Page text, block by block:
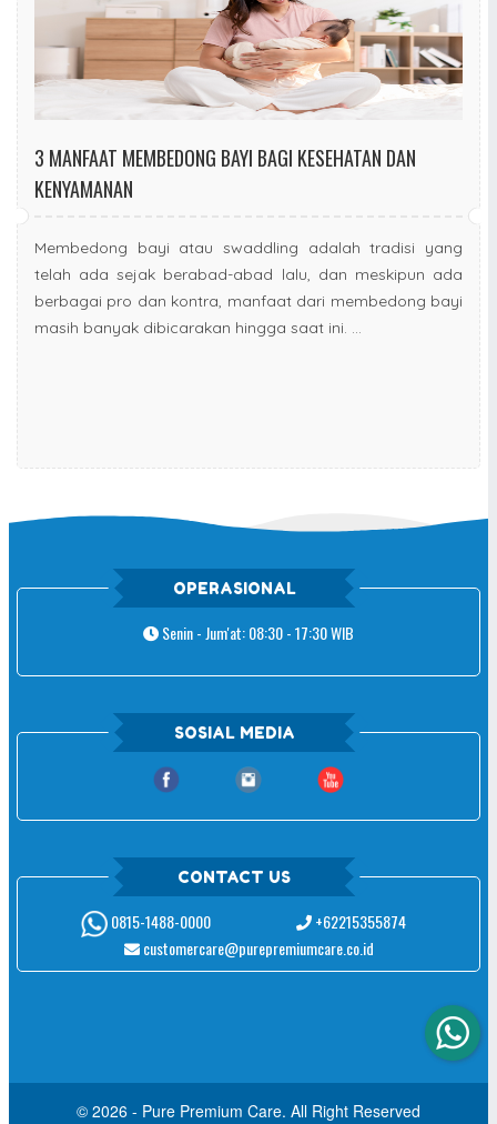
3 MANFAAT MEMBEDONG BAYI BAGI KESEHATAN DAN
KENYAMANAN
Membedong bayi atau swaddling adalah tradisi yang
telah ada sejak berabad-abad lalu, dan meskipun ada
berbagai pro dan kontra, manfaat dari membedong bayi
masih banyak dibicarakan hingga saat ini. ...
OPERASIONAL
Senin - Jum'at: 08:30 - 17:30 WIB
SOSIAL MEDIA
CONTACT US
0815-1488-0000
+62215355874
customercare@purepremiumcare.co.id
© 2026 - Pure Premium Care. All Right Reserved